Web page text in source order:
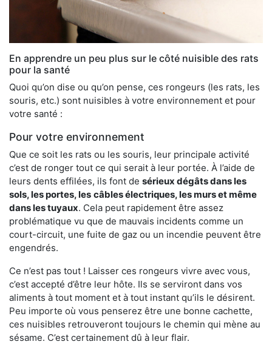
En apprendre un peu plus sur le côté nuisible des rats
pour la santé
Quoi qu’on dise ou qu’on pense, ces rongeurs (les rats, les
souris, etc.) sont nuisibles à votre environnement et pour
votre santé :
Pour votre environnement
Que ce soit les rats ou les souris, leur principale activité
c’est de ronger tout ce qui serait à leur portée. À l’aide de
leurs dents effilées, ils font de sérieux dégâts dans les
sols, les portes, les câbles électriques, les murs et même
dans les tuyaux. Cela peut rapidement être assez
problématique vu que de mauvais incidents comme un
court-circuit, une fuite de gaz ou un incendie peuvent être
engendrés.
Ce n’est pas tout ! Laisser ces rongeurs vivre avec vous,
c’est accepté d’être leur hôte. Ils se serviront dans vos
aliments à tout moment et à tout instant qu’ils le désirent.
Peu importe où vous penserez être une bonne cachette,
ces nuisibles retrouveront toujours le chemin qui mène au
sésame. C’est certainement dû à leur flair.